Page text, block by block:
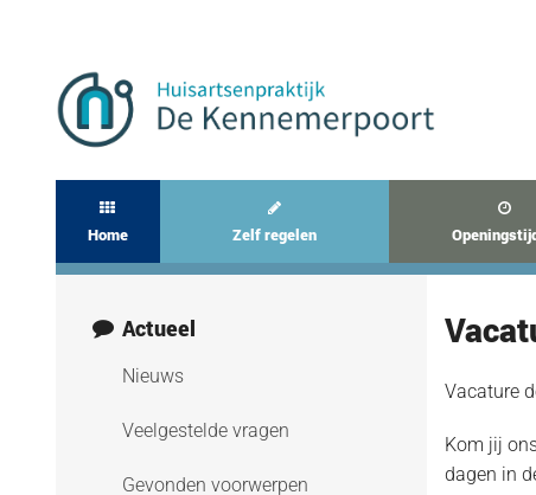
Home Zelf regelen
Vacature
Kom jij
dagen in
Actueel
Nieuws
Veelgestelde vragen
Gevonden voorwerpen